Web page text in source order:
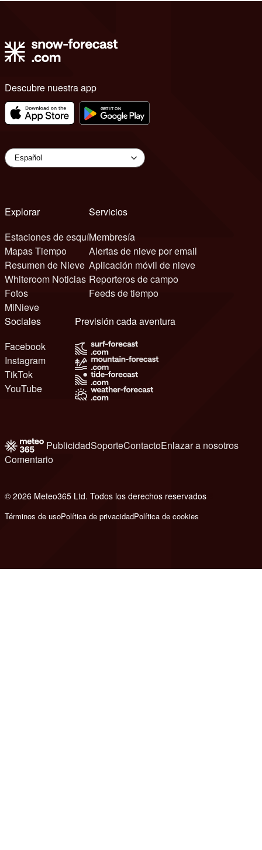
Descubre nuestra app
Explorar
Estaciones de esquí
Mapas Tiempo
Resumen de Nieve
Whiteroom Noticias
Fotos
MiNieve
Servicios
Membresía
Alertas de nieve por email
Aplicación móvil de nieve
Reporteros de campo
Feeds de tiempo
Sociales
Facebook
Instagram
TikTok
YouTube
Previsión cada aventura
PublicidadSoporteContactoEnlazar a nosotros
Comentario
© 2026 Meteo365 Ltd. Todos los derechos reservados
Términos de usoPolítica de privacidadPolítica de cookies